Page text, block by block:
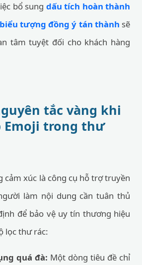
bổ sung dấu tích hoàn thành
biểu tượng đồng ý tán thành sẽ
tâm tuyệt đối cho khách hàng
tắc vàng khi
Emoji trong thư
cảm xúc là công cụ hỗ trợ truyền
làm nội dung cần tuân thủ
để bảo vệ uy tín thương hiệu
lọc thư rác:
quá đà: Một dòng tiêu đề chỉ